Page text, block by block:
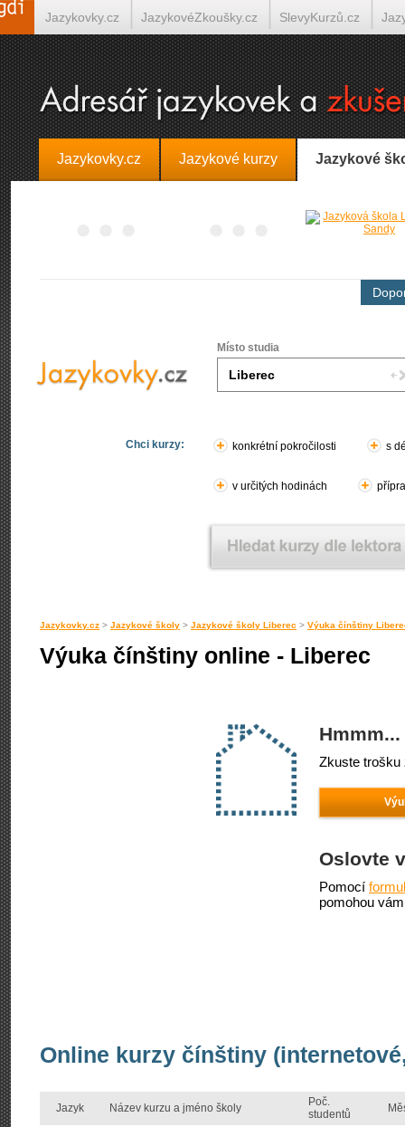
Jazykovky.cz Jazykové kurzy Jazykové
Místo studia
Chci kurzy: konkrétní pokročilosti s
v určitých hodinách
Jazykovky.cz > Jazykové školy > Jazykové školy Liberec > Výuka čínštiny
Výuka čínštiny online - Liberec
Zkuste trošku
Oslovte
Pomocí
pomohou
Online kurzy čínštiny
Jazyk Název kurzu a jméno školy
Poč.
studentů
Jazykovky.cz JazykovéZkoušky.cz SlevyKurzů.cz
Španělština on-line Italština on-line Tlumočení-